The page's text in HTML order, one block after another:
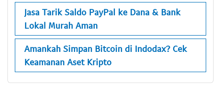
Jasa Tarik Saldo PayPal ke Dana & Bank
Lokal Murah Aman
Amankah Simpan Bitcoin di Indodax? Cek
Keamanan Aset Kripto